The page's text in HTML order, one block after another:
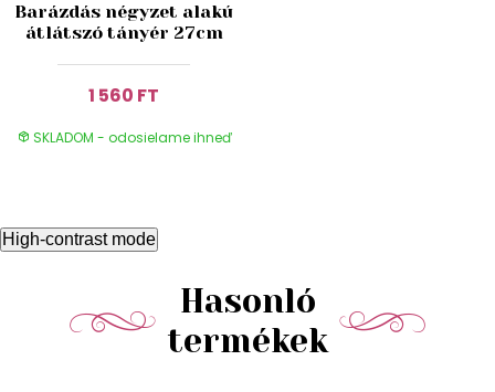
Barázdás négyzet alakú
átlátszó tányér 27cm
1 560 FT
SKLADOM - odosielame ihneď
High-contrast mode
Hasonló
termékek